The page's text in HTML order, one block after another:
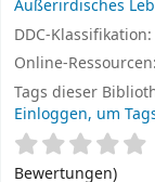
Außerirdisches
DDC-Klassifikation:
Online-Ressourcen:
Tags dieser
Einloggen, um
Bewertungen)